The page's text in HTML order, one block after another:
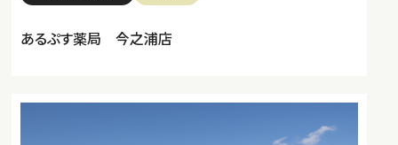
あるぷす薬局 今之浦店